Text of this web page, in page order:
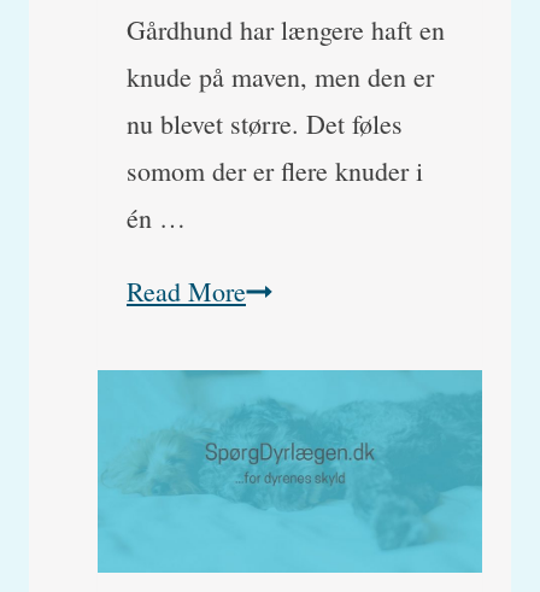
Gårdhund har længere haft en
knude på maven, men den er
nu blevet større. Det føles
somom der er flere knuder i
én …
Read MoreMin
har
en
bule
maven,